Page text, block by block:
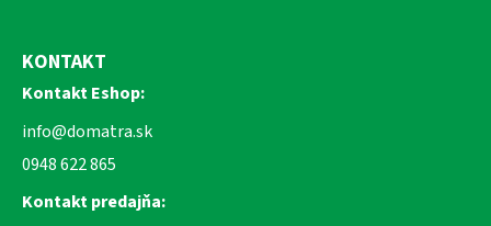
KONTAKT
Kontakt Eshop:
info@domatra.sk
0948 622 865
Kontakt predajňa: